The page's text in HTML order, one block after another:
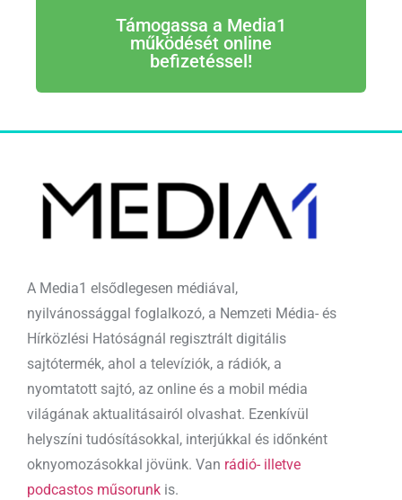
Támogassa a Media1
működését online
befizetéssel!
A Media1 elsődlegesen médiával,
nyilvánossággal foglalkozó, a Nemzeti Média- és
Hírközlési Hatóságnál regisztrált digitális
sajtótermék, ahol a televíziók, a rádiók, a
nyomtatott sajtó, az online és a mobil média
világának aktualitásairól olvashat. Ezenkívül
helyszíni tudósításokkal, interjúkkal és időnként
oknyomozásokkal jövünk. Van rádió- illetve
podcastos műsorunk is.